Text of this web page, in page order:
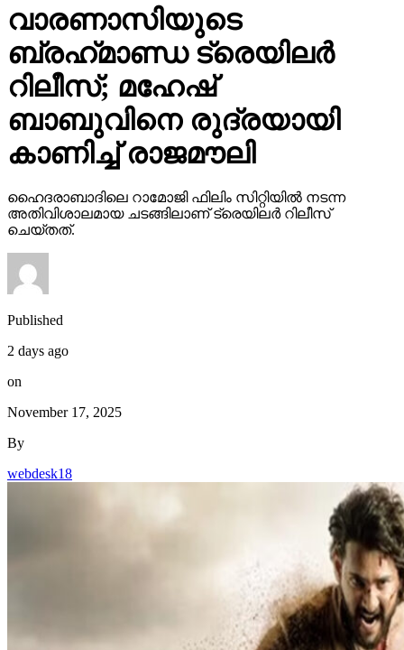
വാരണാസിയുടെ
ബ്രഹ്‌മാണ്ഡ ട്രെയിലര്‍
റിലീസ്; മഹേഷ്
ബാബുവിനെ രുദ്രയായി
കാണിച്ച് രാജമൗലി
ഹൈദരാബാദിലെ റാമോജി ഫിലിം സിറ്റിയില്‍ നടന്ന
അതിവിശാലമായ ചടങ്ങിലാണ് ട്രെയിലര്‍ റിലീസ്
ചെയ്തത്.
Published
2 days ago
on
November 17, 2025
By
webdesk18